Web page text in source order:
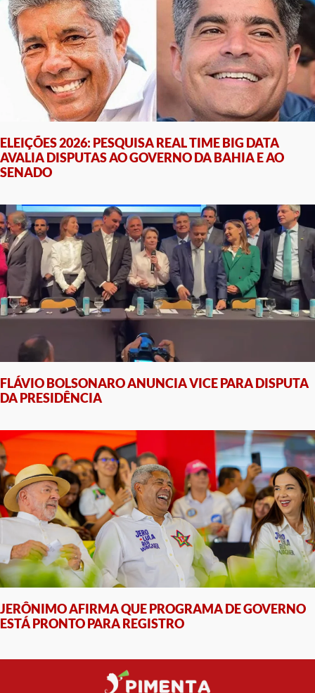
ELEIÇÕES 2026: PESQUISA REAL TIME BIG DATA
AVALIA DISPUTAS AO GOVERNO DA BAHIA E AO
SENADO
FLÁVIO BOLSONARO ANUNCIA VICE PARA DISPUTA
DA PRESIDÊNCIA
JERÔNIMO AFIRMA QUE PROGRAMA DE GOVERNO
ESTÁ PRONTO PARA REGISTRO